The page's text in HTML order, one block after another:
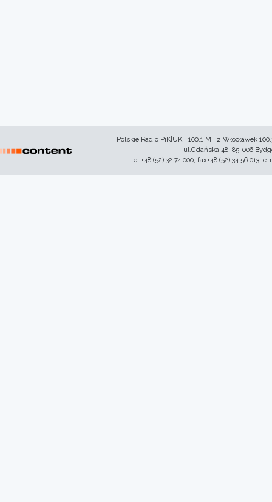
Polskie Radio PiK|UKF 100,1 MHz|Włocławek
ul.Gdańska 48, 85-006
tel.+48 (52) 32 74 000, fax+48 (52) 34 56 013,